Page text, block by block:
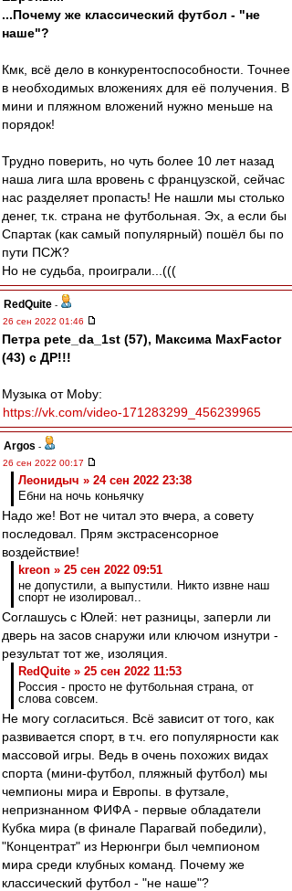
...Почему же классический футбол - "не
наше"?
Кмк, всё дело в конкурентоспособности. Точнее
в необходимых вложениях для её получения. В
мини и пляжном вложений нужно меньше на
порядок!
Трудно поверить, но чуть более 10 лет назад
наша лига шла вровень с французской, сейчас
нас разделяет пропасть! Не нашли мы столько
денег, т.к. страна не футбольная. Эх, а если бы
Спартак (как самый популярный) пошёл бы по
пути ПСЖ?
Но не судьба, проиграли...(((
RedQuite -
26 сен 2022 01:46
Петра pete_da_1st (57), Максима MaxFactor
(43) с ДР!!!
Музыка от Moby:
https://vk.com/video-171283299_456239965
Argos -
26 сен 2022 00:17
Леонидыч » 24 сен 2022 23:38
Ебни на ночь коньячку
Надо же! Вот не читал это вчера, а совету
последовал. Прям экстрасенсорное
воздействие!
kreon » 25 сен 2022 09:51
не допустили, а выпустили. Никто извне наш
спорт не изолировал..
Соглашусь с Юлей: нет разницы, заперли ли
дверь на засов снаружи или ключом изнутри -
результат тот же, изоляция.
RedQuite » 25 сен 2022 11:53
Россия - просто не футбольная страна, от
слова совсем.
Не могу согласиться. Всё зависит от того, как
развивается спорт, в т.ч. его популярности как
массовой игры. Ведь в очень похожих видах
спорта (мини-футбол, пляжный футбол) мы
чемпионы мира и Европы. в футзале,
непризнанном ФИФА - первые обладатели
Кубка мира (в финале Парагвай победили),
"Концентрат" из Нерюнгри был чемпионом
мира среди клубных команд. Почему же
классический футбол - "не наше"?